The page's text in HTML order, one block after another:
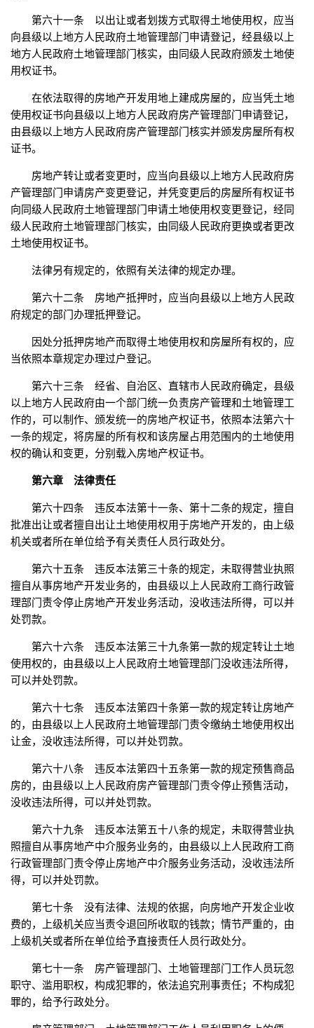
第六十一条 以出让或者划拨方式取得土地使用权，应当
向县级以上地方人民政府土地管理部门申请登记，经县级以上
地方人民政府土地管理部门核实，由同级人民政府颁发土地使
用权证书。
在依法取得的房地产开发用地上建成房屋的，应当凭土地
使用权证书向县级以上地方人民政府房产管理部门申请登记，
由县级以上地方人民政府房产管理部门核实并颁发房屋所有权
证书。
房地产转让或者变更时，应当向县级以上地方人民政府房
产管理部门申请房产变更登记，并凭变更后的房屋所有权证书
向同级人民政府土地管理部门申请土地使用权变更登记，经同
级人民政府土地管理部门核实，由同级人民政府更换或者更改
土地使用权证书。
法律另有规定的，依照有关法律的规定办理。
第六十二条 房地产抵押时，应当向县级以上地方人民政
府规定的部门办理抵押登记。
因处分抵押房地产而取得土地使用权和房屋所有权的，应
当依照本章规定办理过户登记。
第六十三条 经省、自治区、直辖市人民政府确定，县级
以上地方人民政府由一个部门统一负责房产管理和土地管理工
作的，可以制作、颁发统一的房地产权证书，依照本法第六十
一条的规定，将房屋的所有权和该房屋占用范围内的土地使用
权的确认和变更，分别载入房地产权证书。
第六章 法律责任
第六十四条 违反本法第十一条、第十二条的规定，擅自
批准出让或者擅自出让土地使用权用于房地产开发的，由上级
机关或者所在单位给予有关责任人员行政处分。
第六十五条 违反本法第三十条的规定，未取得营业执照
擅自从事房地产开发业务的，由县级以上人民政府工商行政管
理部门责令停止房地产开发业务活动，没收违法所得，可以并
处罚款。
第六十六条 违反本法第三十九条第一款的规定转让土地
使用权的，由县级以上人民政府土地管理部门没收违法所得，
可以并处罚款。
第六十七条 违反本法第四十条第一款的规定转让房地产
的，由县级以上人民政府土地管理部门责令缴纳土地使用权出
让金，没收违法所得，可以并处罚款。
第六十八条 违反本法第四十五条第一款的规定预售商品
房的，由县级以上人民政府房产管理部门责令停止预售活动，
没收违法所得，可以并处罚款。
第六十九条 违反本法第五十八条的规定，未取得营业执
照擅自从事房地产中介服务业务的，由县级以上人民政府工商
行政管理部门责令停止房地产中介服务业务活动，没收违法所
得，可以并处罚款。
第七十条 没有法律、法规的依据，向房地产开发企业收
费的，上级机关应当责令退回所收取的钱款；情节严重的，由
上级机关或者所在单位给予直接责任人员行政处分。
第七十一条 房产管理部门、土地管理部门工作人员玩忽
职守、滥用职权，构成犯罪的，依法追究刑事责任；不构成犯
罪的，给予行政处分。